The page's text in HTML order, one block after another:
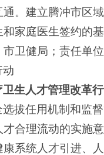
。建立腾冲市区
家庭医生签约的
市卫健局；责任单
动
卫生人才管理改革
拔任用机制和监
才合理流动的实施
系统人才引进、